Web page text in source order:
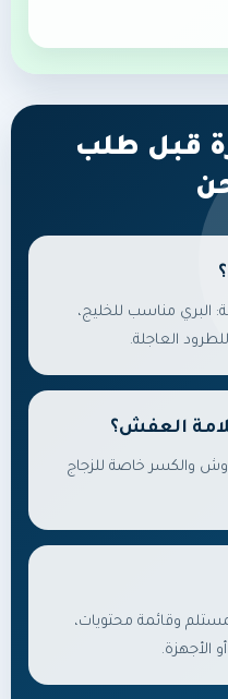
قبل طلب
مناسب للخليج،
العاجلة.
العفش؟
والكسر خاصة للزجاج
وقائمة محتويات،
الأجهزة.